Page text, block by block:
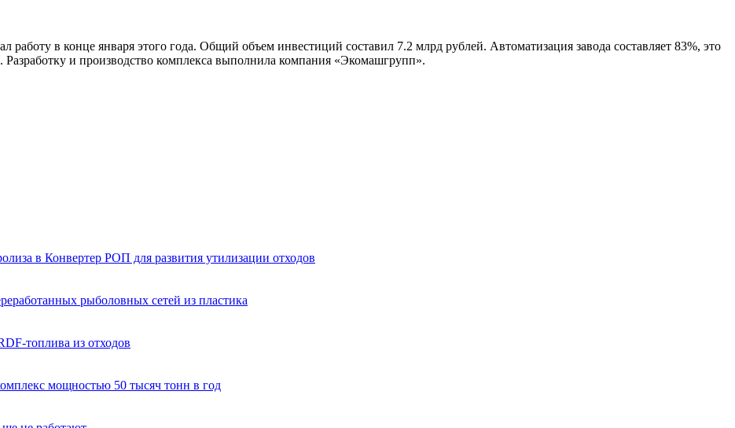
в конце января этого года. Общий объем инвестиций составил 7.2 млрд рублей. Автоматизация завода составляет 83%, это
и производство комплекса выполнила компания «Экомашгрупп».
в Конвертер РОП для развития утилизации отходов
рыболовных сетей из пластика
топлива из отходов
мощностью 50 тысяч тонн в год